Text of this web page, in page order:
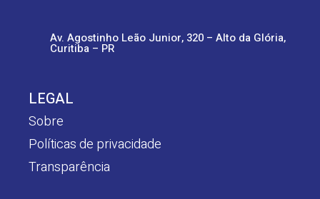
Av. Agostinho Leão Junior, 320 – Alto da Glória,
Curitiba – PR
LEGAL
Sobre
Políticas de privacidade
Transparência